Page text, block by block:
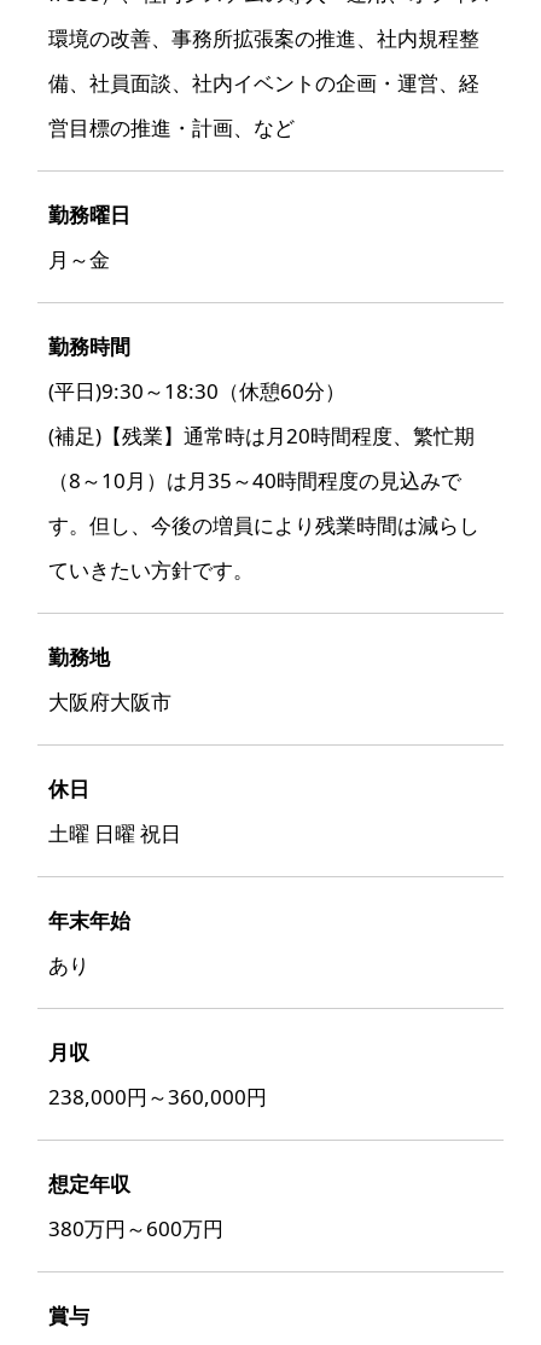
環境の改善、事務所拡張案の推進、社内規程整
備、社員面談、社内イベントの企画・運営、経
営目標の推進・計画、など
勤務曜日
月～金
勤務時間
(平日)9:30～18:30（休憩60分）
(補足)【残業】通常時は月20時間程度、繁忙期
（8～10月）は月35～40時間程度の見込みで
す。但し、今後の増員により残業時間は減らし
ていきたい方針です。
勤務地
大阪府大阪市
休日
土曜 日曜 祝日
年末年始
あり
月収
238,000円～360,000円
想定年収
380万円～600万円
賞与